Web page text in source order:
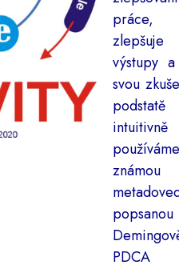
práce,
výstupy
svou
podstatě
intuitivně
používáme
známou
PDCA